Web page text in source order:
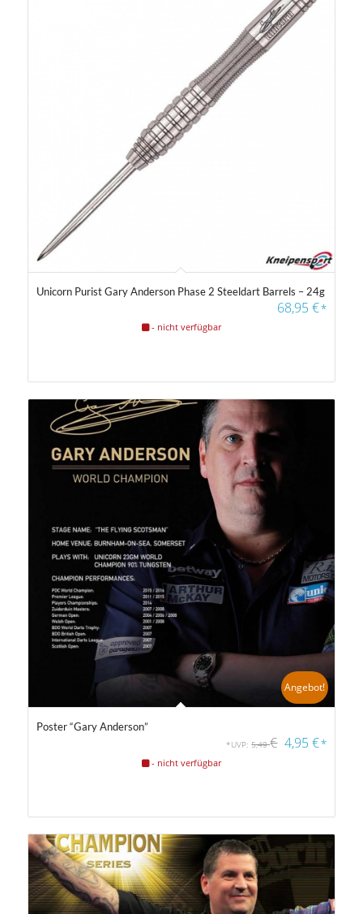
Unicorn Purist Gary Anderson Phase 2 Steeldart Barrels – 24g
68,95€*
- nicht verfügbar
Poster “Gary Anderson”
*UVP: 5,49€ 4,95€*
Angebot!
- nicht verfügbar